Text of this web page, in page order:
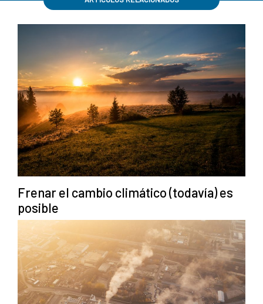
Frenar el cambio climático (todavía) es
posible